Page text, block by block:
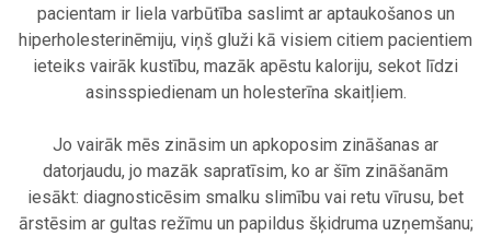
pacientam ir liela varbūtība saslimt ar aptaukošanos un
hiperholesterinēmiju, viņš gluži kā visiem citiem pacientiem
ieteiks vairāk kustību, mazāk apēstu kaloriju, sekot līdzi
asinsspiedienam un holesterīna skaitļiem.
Jo vairāk mēs zināsim un apkoposim zināšanas ar
datorjaudu, jo mazāk sapratīsim, ko ar šīm zināšanām
iesākt: diagnosticēsim smalku slimību vai retu vīrusu, bet
ārstēsim ar gultas režīmu un papildus šķidruma uzņemšanu;